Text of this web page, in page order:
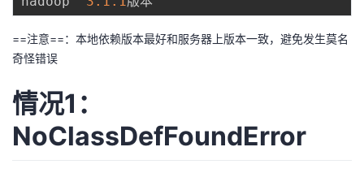
注
开
发
者
的
Programs
我
的
支
==注意==：本地依赖版本最好和服务器上版本一致，避免发生莫名
奇怪错误
情况1：
NoClassDefFoundError